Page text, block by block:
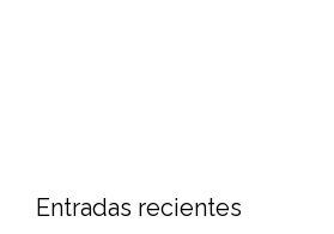
Entradas recientes